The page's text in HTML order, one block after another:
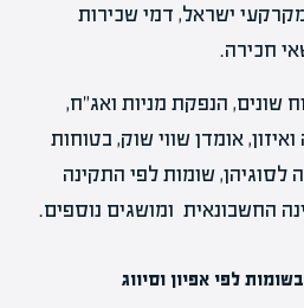
ישראל, דמי שכירות
חכירה.
שונים, הנפקת מניות ואג"ח,
אומדן שווי שוק, בטוחות
לסוגיהן, שומות לפי התקינה
החשבונאית ומושגים נוספים.
לפי אפיון וסיווג